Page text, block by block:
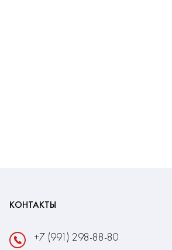
КОНТАКТЫ
+7 (991) 298-88-80